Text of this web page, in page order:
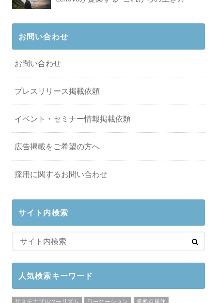
お問い合わせ
お問い合わせ
プレスリリース掲載依頼
イベント・セミナー情報掲載依頼
広告掲載をご希望の方へ
採用に関するお問い合わせ
サイト内検索
人気検索キーワード
サステナブルツーリズム ワーケーション
多拠点居住